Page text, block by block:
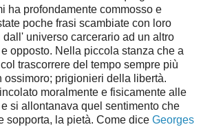
ha profondamente commosso e
poche frasi scambiate con loro
dall' universo carcerario ad un altro
opposto. Nella piccola stanza che a
trascorrere del tempo sempre più
ossimoro; prigionieri della libertà.
moralmente e fisicamente alle
si allontanava quel sentimento che
sopporta, la pietà. Come dice Georges